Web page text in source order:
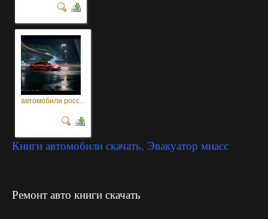
автомобили росс...
Книги автомобили скачать, Эвакуатор миасс
Ремонт авто книги скачать